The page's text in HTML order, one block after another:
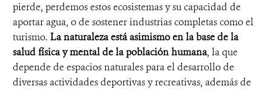
pierde, perdemos estos ecosistemas y su capacidad de
aportar agua, o de sostener industrias completas como el
turismo. La naturaleza está asimismo en la base de la
salud física y mental de la población humana, la que
depende de espacios naturales para el desarrollo de
diversas actividades deportivas y recreativas, además de